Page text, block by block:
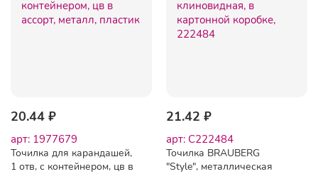
20.44 ₽
арт: 1977679
Точилка для карандашей,
1 отв, с контейнером, цв в
21.42 ₽
арт: C222484
Точилка BRAUBERG
"Style", металлическая